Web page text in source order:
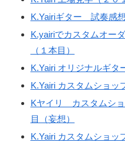
K.Yairiギター 試奏感想
K.yairiでカスタムオー
（１本目）
K.Yairi オリジナルギタ
K.Yairi カスタムショッ
Kヤイリ カスタムシ
目（妄想）
K.Yairi カスタムショッ